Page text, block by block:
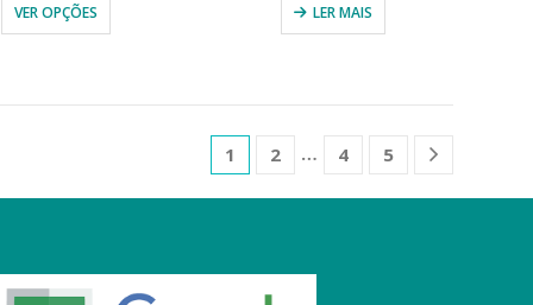
VER OPÇÕES LER MAIS
1 2 … 4 5